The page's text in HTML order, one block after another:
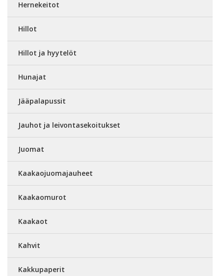
Hernekeitot
Hillot
Hillot ja hyytelöt
Hunajat
Jääpalapussit
Jauhot ja leivontasekoitukset
Juomat
Kaakaojuomajauheet
Kaakaomurot
Kaakaot
Kahvit
Kakkupaperit